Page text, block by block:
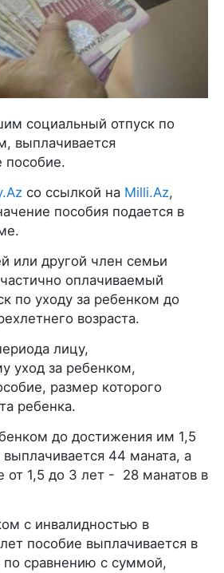
социальный отпуск по
выплачивается
пособие.
со ссылкой на Milli.Az,
пособия подается в
или другой член семьи
оплачиваемый
по уходу за ребенком до
возраста.
лицу,
уход за ребенком,
размер которого
ребенка.
до достижения им 1,5
44 маната, а
от 1,5 до 3 лет - 28 манатов в
с инвалидностью в
пособие выплачивается в
сравнению с суммой,